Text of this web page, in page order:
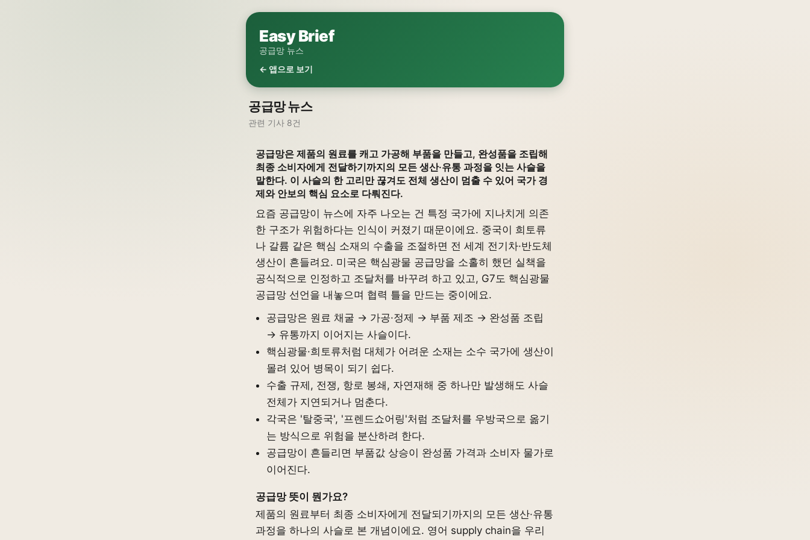
Easy Brief
공급망 뉴스
← 앱으로 보기
공급망 뉴스
관련 기사 8건
공급망은 제품의 원료를 캐고 가공해 부품을 만들고, 완성품을 조립해
최종 소비자에게 전달하기까지의 모든 생산·유통 과정을 잇는 사슬을
말한다. 이 사슬의 한 고리만 끊겨도 전체 생산이 멈출 수 있어 국가 경
제와 안보의 핵심 요소로 다뤄진다.
요즘 공급망이 뉴스에 자주 나오는 건 특정 국가에 지나치게 의존
한 구조가 위험하다는 인식이 커졌기 때문이에요. 중국이 희토류
나 갈륨 같은 핵심 소재의 수출을 조절하면 전 세계 전기차·반도체
생산이 흔들려요. 미국은 핵심광물 공급망을 소홀히 했던 실책을
공식적으로 인정하고 조달처를 바꾸려 하고 있고, G7도 핵심광물
공급망 선언을 내놓으며 협력 틀을 만드는 중이에요.
공급망은 원료 채굴 → 가공·정제 → 부품 제조 → 완성품 조립
→ 유통까지 이어지는 사슬이다.
핵심광물·희토류처럼 대체가 어려운 소재는 소수 국가에 생산이
몰려 있어 병목이 되기 쉽다.
수출 규제, 전쟁, 항로 봉쇄, 자연재해 중 하나만 발생해도 사슬
전체가 지연되거나 멈춘다.
각국은 '탈중국', '프렌드쇼어링'처럼 조달처를 우방국으로 옮기
는 방식으로 위험을 분산하려 한다.
공급망이 흔들리면 부품값 상승이 완성품 가격과 소비자 물가로
이어진다.
공급망 뜻이 뭔가요?
제품의 원료부터 최종 소비자에게 전달되기까지의 모든 생산·유통
과정을 하나의 사슬로 본 개념이에요. 영어 supply chain을 우리